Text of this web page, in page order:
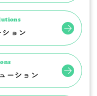
ョン
ーション